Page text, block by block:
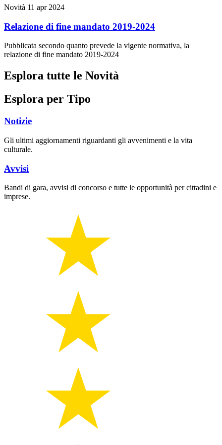
Novità 11 apr 2024
Relazione di fine mandato 2019-2024
Pubblicata secondo quanto prevede la vigente normativa, la
relazione di fine mandato 2019-2024
Esplora tutte le Novità
Esplora per Tipo
Notizie
Gli ultimi aggiornamenti riguardanti gli avvenimenti e la vita
culturale.
Avvisi
Bandi di gara, avvisi di concorso e tutte le opportunità per cittadini e
imprese.